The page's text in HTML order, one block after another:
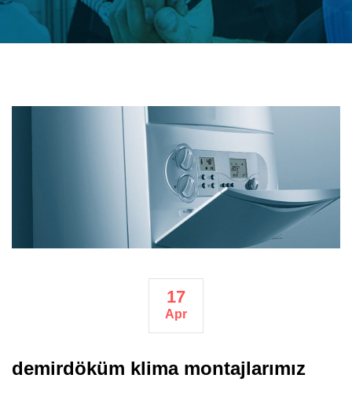
17
Apr
demirdöküm klima montajlarımız